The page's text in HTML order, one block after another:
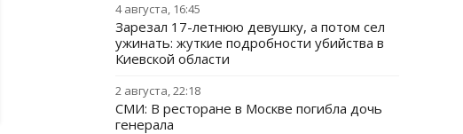
4 августа, 16:45
Зарезал 17-летнюю девушку, а потом сел
ужинать: жуткие подробности убийства в
Киевской области
2 августа, 22:18
СМИ: В ресторане в Москве погибла дочь
генерала